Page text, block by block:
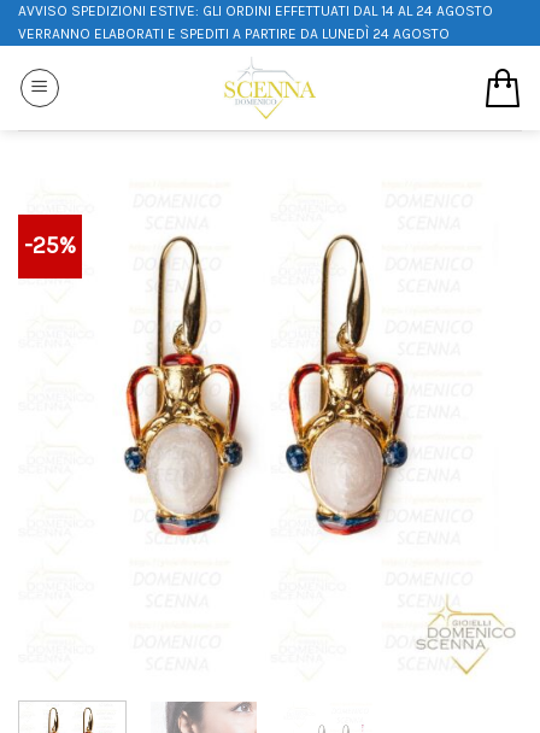
AVVISO SPEDIZIONI ESTIVE: GLI ORDINI EFFETTUATI DAL 14 AL 24 AGOSTO
VERRANNO ELABORATI E SPEDITI A PARTIRE DA LUNEDÌ 24 AGOSTO
-25%